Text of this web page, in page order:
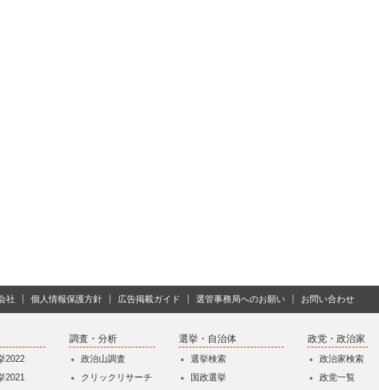
社 個人情報保護方針 広告掲載ガイド 選管事務局へのお願い お問い合わせ
2022
2021
調査・分析
政治山調査
クリックリサーチ
選挙・自治体
選挙検索
国政選挙
政党・政治家
政治家検索
政党一覧